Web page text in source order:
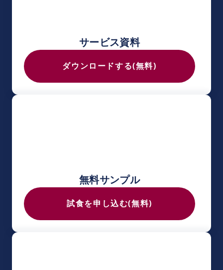
サービス資料
ダウンロードする(無料)
無料サンプル
試食を申し込む(無料)